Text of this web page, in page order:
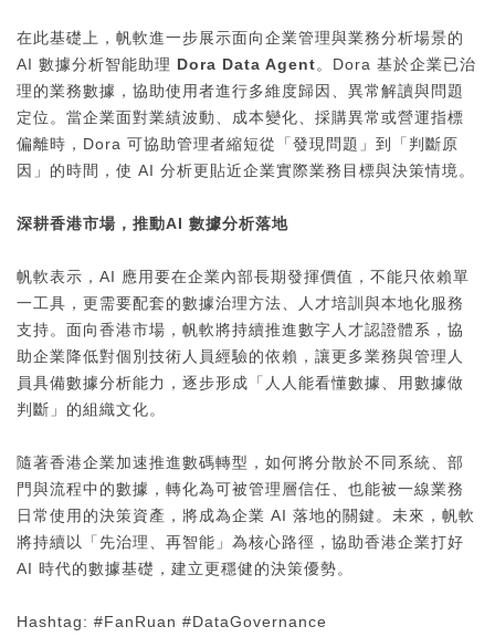
在此基礎上，帆軟進一步展示面向企業管理與業務分析場景的
AI 數據分析智能助理 Dora Data Agent。Dora 基於企業已治
理的業務數據，協助使用者進行多維度歸因、異常解讀與問題
定位。當企業面對業績波動、成本變化、採購異常或營運指標
偏離時，Dora 可協助管理者縮短從「發現問題」到「判斷原
因」的時間，使 AI 分析更貼近企業實際業務目標與決策情境。
深耕香港市場，推動AI 數據分析落地
帆軟表示，AI 應用要在企業內部長期發揮價值，不能只依賴單
一工具，更需要配套的數據治理方法、人才培訓與本地化服務
支持。面向香港市場，帆軟將持續推進數字人才認證體系，協
助企業降低對個別技術人員經驗的依賴，讓更多業務與管理人
員具備數據分析能力，逐步形成「人人能看懂數據、用數據做
判斷」的組織文化。
隨著香港企業加速推進數碼轉型，如何將分散於不同系統、部
門與流程中的數據，轉化為可被管理層信任、也能被一線業務
日常使用的決策資產，將成為企業 AI 落地的關鍵。未來，帆軟
將持續以「先治理、再智能」為核心路徑，協助香港企業打好
AI 時代的數據基礎，建立更穩健的決策優勢。
Hashtag: #FanRuan #DataGovernance